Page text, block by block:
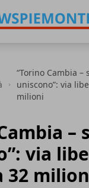
“Torino Cambia –
uniscono”: via
milioni
–
via
32